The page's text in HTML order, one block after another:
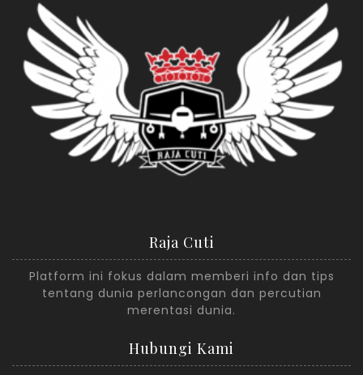
Raja Cuti
Platform ini fokus dalam memberi info dan tips
tentang dunia perlancongan dan percutian
merentasi dunia.
Hubungi Kami